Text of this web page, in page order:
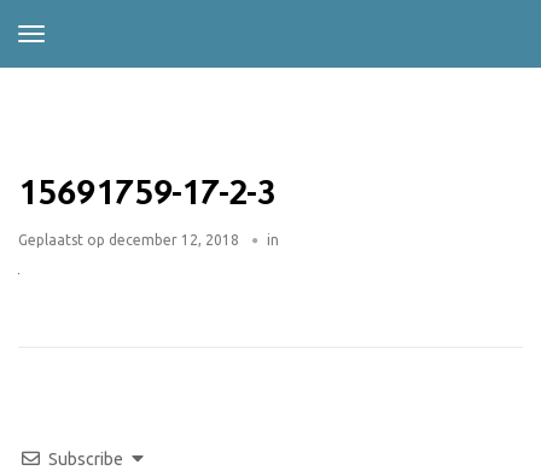
15691759-17-2-3
Geplaatst op december 12, 2018 in
Subscribe